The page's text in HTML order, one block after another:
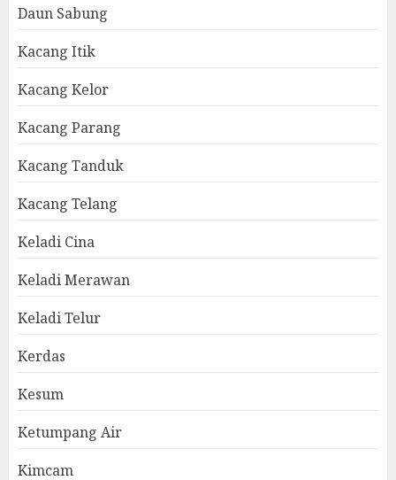
Daun Sabung
Kacang Itik
Kacang Kelor
Kacang Parang
Kacang Tanduk
Kacang Telang
Keladi Cina
Keladi Merawan
Keladi Telur
Kerdas
Kesum
Ketumpang Air
Kimcam